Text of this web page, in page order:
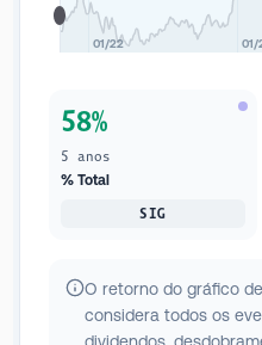
01/22 01/
58%
5 anos
% Total
SIG
O retorno do gráfico
considera todos os